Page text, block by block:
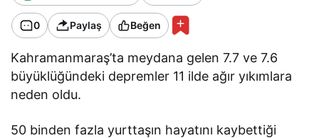
0 Paylaş Beğen
Kahramanmaraş’ta meydana gelen 7.7 ve 7.6
büyüklüğündeki depremler 11 ilde ağır yıkımlara
neden oldu.
50 binden fazla yurttaşın hayatını kaybettiği